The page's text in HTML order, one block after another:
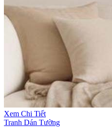
Xem Chi Tiết
Tranh Dán Tường